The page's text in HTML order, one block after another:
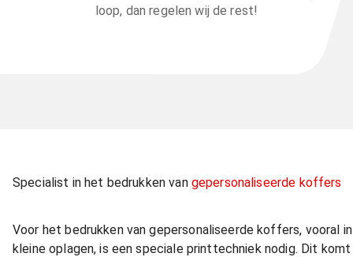
loop, dan regelen wij de rest!
Specialist in het bedrukken van gepersonaliseerde koffers
Voor het bedrukken van gepersonaliseerde koffers, vooral in
kleine oplagen, is een speciale printtechniek nodig. Dit komt